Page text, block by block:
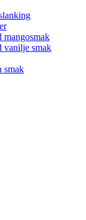
mangosmak
vanilje smak
smak